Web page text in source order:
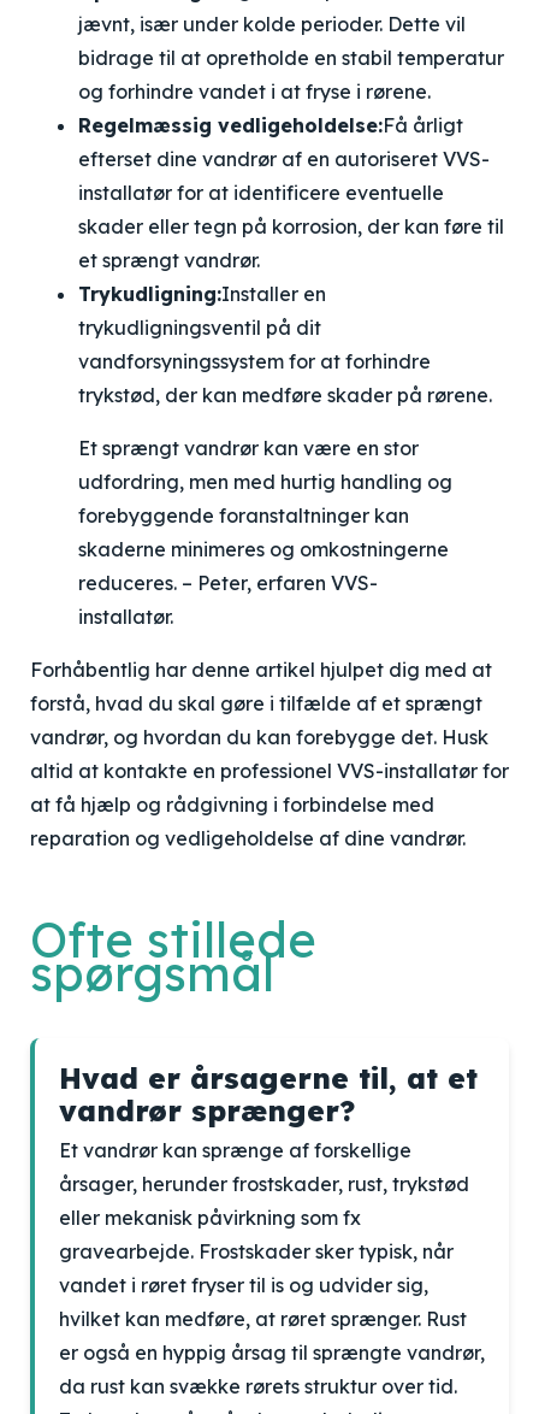
jævnt, især under kolde perioder. Dette vil
bidrage til at opretholde en stabil temperatur
og forhindre vandet i at fryse i rørene.
Regelmæssig vedligeholdelse:Få årligt
efterset dine vandrør af en autoriseret VVS-
installatør for at identificere eventuelle
skader eller tegn på korrosion, der kan føre til
et sprængt vandrør.
Trykudligning:Installer en
trykudligningsventil på dit
vandforsyningssystem for at forhindre
trykstød, der kan medføre skader på rørene.
Et sprængt vandrør kan være en stor
udfordring, men med hurtig handling og
forebyggende foranstaltninger kan
skaderne minimeres og omkostningerne
reduceres. – Peter, erfaren VVS-
installatør.
Forhåbentlig har denne artikel hjulpet dig med at
forstå, hvad du skal gøre i tilfælde af et sprængt
vandrør, og hvordan du kan forebygge det. Husk
altid at kontakte en professionel VVS-installatør for
at få hjælp og rådgivning i forbindelse med
reparation og vedligeholdelse af dine vandrør.
Ofte stillede
spørgsmål
Hvad er årsagerne til, at et
vandrør sprænger?
Et vandrør kan sprænge af forskellige
årsager, herunder frostskader, rust, trykstød
eller mekanisk påvirkning som fx
gravearbejde. Frostskader sker typisk, når
vandet i røret fryser til is og udvider sig,
hvilket kan medføre, at røret sprænger. Rust
er også en hyppig årsag til sprængte vandrør,
da rust kan svække rørets struktur over tid.